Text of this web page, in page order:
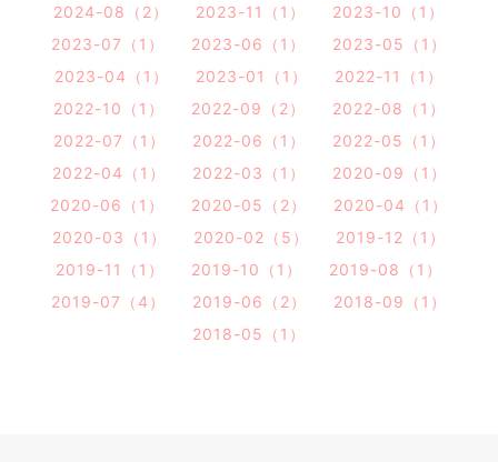
2024-08（2）
2023-11（1）
2023-10（1）
2023-07（1）
2023-06（1）
2023-05（1）
2023-04（1）
2023-01（1）
2022-11（1）
2022-10（1）
2022-09（2）
2022-08（1）
2022-07（1）
2022-06（1）
2022-05（1）
2022-04（1）
2022-03（1）
2020-09（1）
2020-06（1）
2020-05（2）
2020-04（1）
2020-03（1）
2020-02（5）
2019-12（1）
2019-11（1）
2019-10（1）
2019-08（1）
2019-07（4）
2019-06（2）
2018-09（1）
2018-05（1）